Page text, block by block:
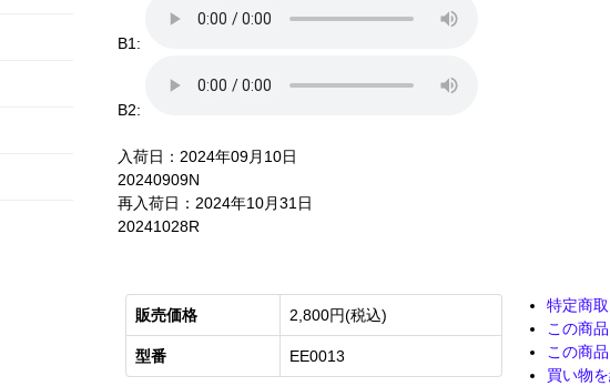
B1:
B2:
入荷日：2024年09月10日
20240909N
再入荷日：2024年10月31日
20241028R
販売価格 2,800円(税込)
型番 EE0013
特定商
この商
この商
買い物